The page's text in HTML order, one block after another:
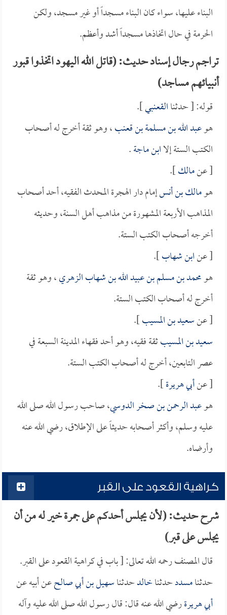
البناء عليها، سواء كان البناء مسجداً أو غير مسجد، ولكن
الحرمة في حال اتخاذها مسجداً أشد وأعظم.
تراجم رجال إسناد حديث: (قاتل الله اليهود اتخذوا قبور
أنبيائهم مساجد)
قوله: [ حدثناالقعنبي].
هوعبد الله بن مسلمة بن قعنب، وهو ثقة أخرج له أصحاب
الكتب الستة إلاابن ماجة.
[ عنمالك].
هومالك بن أنسإمام دار الهجرة المحدث الفقيه، أحد أصحاب
المذاهب الأربعة المشهورة من مذاهب أهل السنة، وحديثه
أخرجه أصحاب الكتب الستة.
[ عنابن شهاب].
هومحمد بن مسلم بن عبيد الله بن شهاب الزهري، وهو ثقة
أخرج له أصحاب الكتب الستة.
[ عنسعيد بن المسيب].
سعيد بن المسيبثقة فقيه، وهو أحد فقهاء المدينة السبعة في
عصر التابعين، أخرج له أصحاب الكتب الستة.
[ عنأبي هريرة].
هوعبد الرحمن بن صخر الدوسي، صاحب رسول الله صلى الله
عليه وسلم، وأكثر أصحابه حديثاً على الإطلاق، رضي الله عنه
وأرضاه.
كراهية القعود على القبر
شرح حديث: (لأن يجلس أحدكم على جمرة خير له من أن
يجلس على قبر)
قال المصنف رحمه الله تعالى: [ باب في كراهية القعود على القبر.
حدثنامسددحدثناخالدحدثناسهيل بن أبي صالحعن أبيه عن
أبي هريرةرضي الله عنه قال: قال رسول الله صلى الله عليه وآله